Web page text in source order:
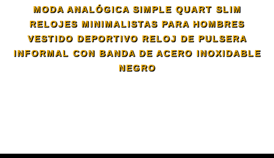
MODA ANALÓGICA SIMPLE QUART SLIM
RELOJES MINIMALISTAS PARA HOMBRES
VESTIDO DEPORTIVO RELOJ DE PULSERA
INFORMAL CON BANDA DE ACERO INOXIDABLE
NEGRO